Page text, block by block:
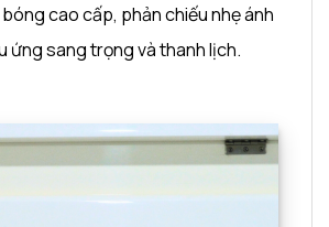
cao cấp, phản chiếu nhẹ ánh
ứng sang trọng và thanh lịch.